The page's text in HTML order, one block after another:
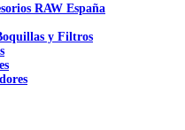
RAW España
y Filtros